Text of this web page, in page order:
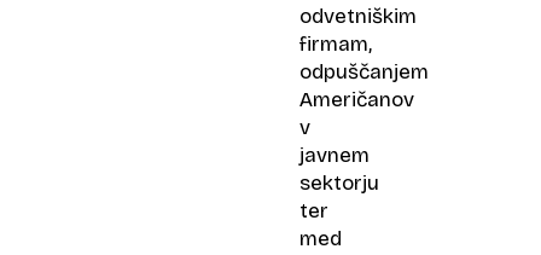
odvetniškim
firmam,
odpuščanjem
Američanov
v
javnem
sektorju
ter
med